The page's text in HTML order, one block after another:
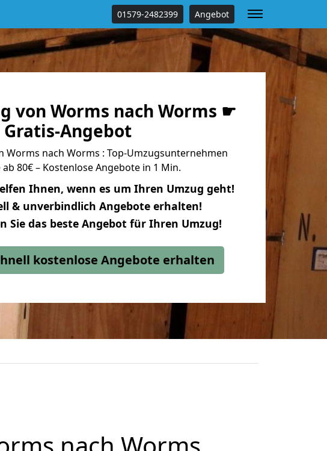
01579-2482399 Angebot
von Worms nach Worms ☛
Gratis-Angebot
Worms nach Worms : Top-Umzugsunternehmen
80€ – Kostenlose Angebote in 1 Min.
Ihnen, wenn es um Ihren Umzug geht!
& unverbindlich Angebote erhalten!
Sie das beste Angebot für Ihren Umzug!
kostenlose Angebote erhalten